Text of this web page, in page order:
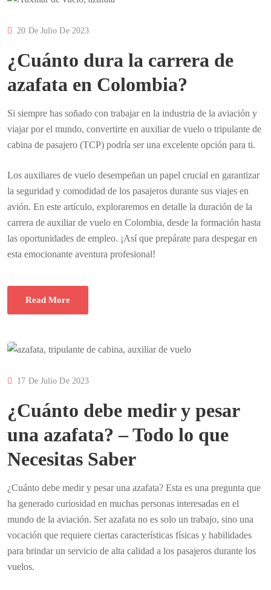
20 De Julio De 2023
¿Cuánto dura la carrera de
azafata en Colombia?
Si siempre has soñado con trabajar en la industria de la aviación y
viajar por el mundo, convertirte en auxiliar de vuelo o tripulante de
cabina de pasajero (TCP) podría ser una excelente opción para ti.
Los auxiliares de vuelo desempeñan un papel crucial en garantizar
la seguridad y comodidad de los pasajeros durante sus viajes en
avión. En este artículo, exploraremos en detalle la duración de la
carrera de auxiliar de vuelo en Colombia, desde la formación hasta
las oportunidades de empleo. ¡Así que prepárate para despegar en
esta emocionante aventura profesional!
Read More
17 De Julio De 2023
¿Cuánto debe medir y pesar
una azafata? – Todo lo que
Necesitas Saber
¿Cuánto debe medir y pesar una azafata? Esta es una pregunta que
ha generado curiosidad en muchas personas interesadas en el
mundo de la aviación. Ser azafata no es solo un trabajo, sino una
vocación que requiere ciertas características físicas y habilidades
para brindar un servicio de alta calidad a los pasajeros durante los
vuelos.